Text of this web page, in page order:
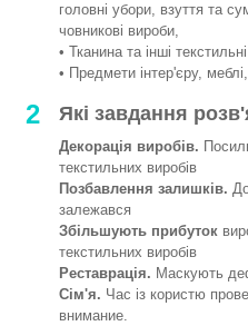
головні убори, взуття та
човникові вироби,
• Тканина та інші
• Предмети інтер'єру,
2 Які завдання
Декорація виробів.
текстильних виробів
Позбавлення залишків.
залежався
Збільшують прибуток
текстильних виробів
Реставрація. Маскують
Сім'я. Час із користю
внимание.